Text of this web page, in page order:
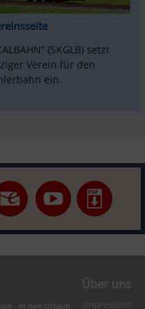
(SKGLB) setzt
Verein für den
ein.
Über uns
Impressum